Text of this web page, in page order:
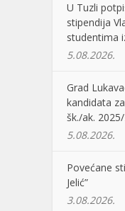
U Tuzli
stipendija
studentima
5.08.2026.
Grad
kandidata
šk./ak.
5.08.2026.
Povećane
Jelić”
3.08.2026.